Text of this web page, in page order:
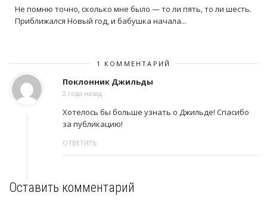
Не помню точно, сколько мне было — то ли пять, то ли шесть.
Приближался Новый год, и бабушка начала...
1 КОММЕНТАРИЙ
Поклонник Джильды
2 года назад
Хотелось бы больше узнать о Джильде! Спасибо
за публикацию!
ОТВЕТИТЬ
Оставить комментарий